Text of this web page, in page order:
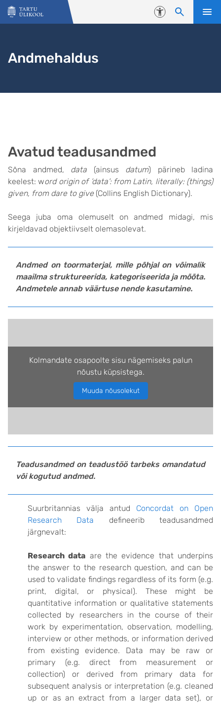
Liigu edasi põhisisu juurde
Juurdepääsetavus
Andmehaldus
Avatud teadusandmed
Sõna andmed, data (ainsus datum) pärineb ladina
keelest: word origin of ’data’: from Latin, literally: (things)
given, from dare to give(Collins English Dictionary).
Seega juba oma olemuselt on andmed midagi, mis
kirjeldavad objektiivselt olemasolevat.
Andmed on toormaterjal, mille põhjal on võimalik
maailma struktureerida, kategoriseerida ja mõõta.
Andmetele annab väärtuse nende kasutamine.
Kolmandate osapoolte sisu nägemiseks palun
nõustu küpsistega.
Muuda nõusolekut
Teadusandmed on teadustöö tarbeks omandatud
või kogutud andmed.
Suurbritannias välja antud Concordat on Open
Research Data defineerib teadusandmed
järgnevalt:
Research data are the evidence that underpins
the answer to the research question, and can be
used to validate findings regardless of its form (e.g.
print, digital, or physical). These might be
quantitative information or qualitative statements
collected by researchers in the course of their
work by experimentation, observation, modelling,
interview or other methods, or information derived
from existing evidence. Data may be raw or
primary (e.g. direct from measurement or
collection) or derived from primary data for
subsequent analysis or interpretation (e.g. cleaned
up or as an extract from a larger data set), or